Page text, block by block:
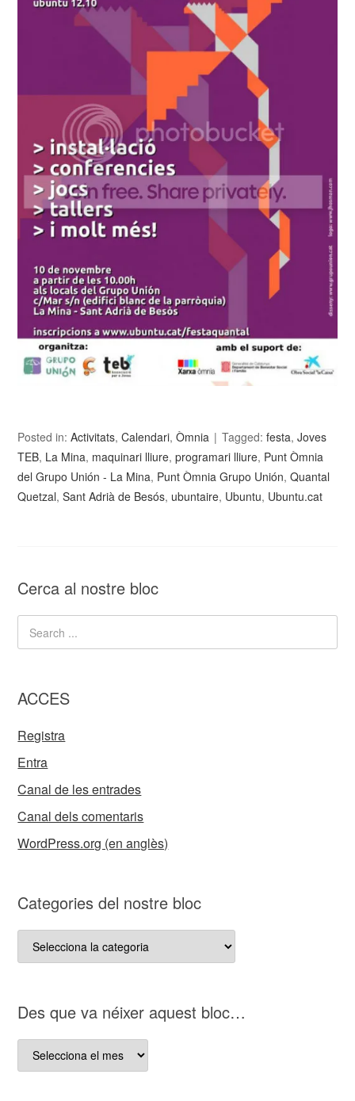
Posted in:Activitats,Calendari,Òmnia Tagged:festa,Joves
TEB, La Mina, maquinari lliure,programari lliure, Punt Òmnia
del Grupo Unión - La Mina, Punt Òmnia Grupo Unión,Quantal
Quetzal,Sant Adrià de Besós, ubuntaire, Ubuntu, Ubuntu.cat
Cerca al nostre bloc
ACCES
Registra
Entra
Canal de les entrades
Canal dels comentaris
WordPress.org (en anglès)
Categories del nostre bloc
Categories
del
D es que va néixer aquest bloc…
D es
que